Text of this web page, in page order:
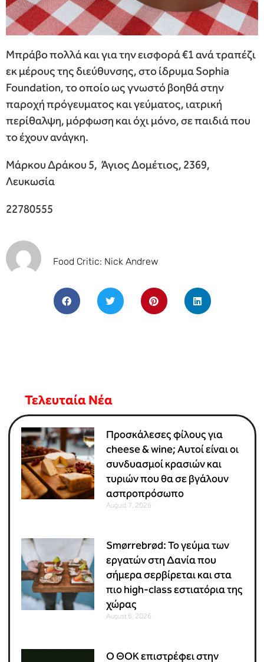
Μπράβο πολλά και για την εισφορά €1 ανά τραπέζι
εκ μέρους της διεύθυνσης, στο ίδρυμα Sophia
Foundation, το οποίο ως γνωστό βοηθά στην
παροχή πρόγευματος και γεύματος, ιατρική
περίθαλψη, μόρφωση και όχι μόνο, σε παιδιά που
το έχουν ανάγκη.
Μάρκου Δράκου 5, Άγιος Δομέτιος, 2369,
Λευκωσία
22780555
Food Critic: Nick Andrew
Τελευταία Νέα
Προσκάλεσες φίλους για
cheese & wine; Αυτοί είναι οι
συνδυασμοί κρασιών και
τυριών που θα σε βγάλουν
ασπροπρόσωπο
August 7, 2026
Smørrebrød: Το γεύμα των
εργατών στη Δανία που
σήμερα σερβίρεται και στα
πιο high-class εστιατόρια της
χώρας
August 6, 2026
Ο ΘΟΚ επιστρέφει στην